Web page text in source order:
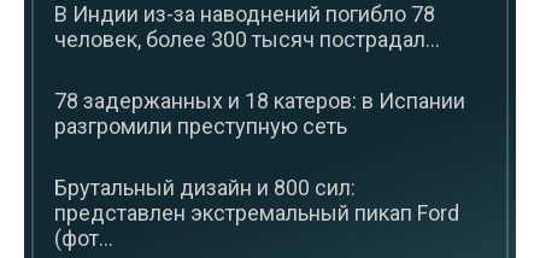
В Индии из-за наводнений погибло 78
человек, более 300 тысяч пострадал...
78 задержанных и 18 катеров: в Испании
разгромили преступную сеть
Брутальный дизайн и 800 сил:
представлен экстремальный пикап Ford
(фот...